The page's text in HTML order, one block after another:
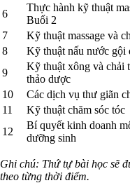
6
Thực hành kỹ thuật
Buổi 2
7
Kỹ thuật massage và
8
Kỹ thuật nấu nước gội
9
Kỹ thuật xông và chải
thảo dược
10
Các dịch vụ thư giãn
11
Kỹ thuật chăm sóc tóc
12
Bí quyết kinh doanh
dưỡng sinh
Ghi chú: Thứ tự bài học sẽ
theo từng thời điểm.